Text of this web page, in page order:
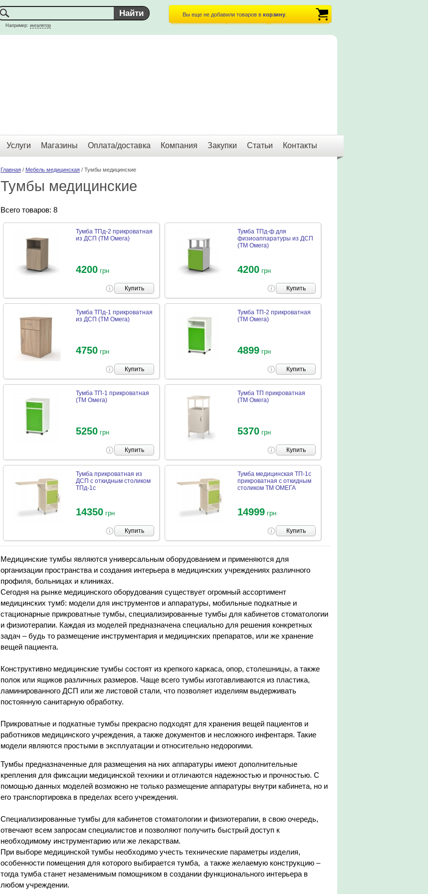
Например: ингалятор
Вы еще не добавили товаров в корзину
Услуги Магазины Оплата/доставка Компания Закупки Статьи Контакты
Главная / Мебель медицинская / Тумбы медицинские
Тумбы медицинские
Всего товаров: 8
Тумба ТПд-2 прикроватная
из ДСП (ТМ Омега)
4200 грн
Купить
Тумба ТПд-ф для
физиоаппаратуры из ДСП
(ТМ Омега)
4200 грн
Купить
Тумба ТПд-1 прикроватная
из ДСП (ТМ Омега)
4750 грн
Купить
Тумба ТП-2 прикроватная
(ТМ Омега)
4899 грн
Купить
Тумба ТП-1 прикроватная
(ТМ Омега)
5250 грн
Купить
Тумба ТП прикроватная
(ТМ Омега)
5370 грн
Купить
Тумба прикроватная из
ДСП с откидным столиком
ТПд-1с
14350 грн
Купить
Тумба медицинская ТП-1с
прикроватная с откидным
столиком ТМ ОМЕГА
14999 грн
Купить
Медицинские тумбы являются универсальным оборудованием и применяются для
организации пространства и создания интерьера в медицинских учреждениях различного
профиля, больницах и клиниках.
Сегодня на рынке медицинского оборудования существует огромный ассортимент
медицинских тумб: модели для инструментов и аппаратуры, мобильные подкатные и
стационарные прикроватные тумбы, специализированные тумбы для кабинетов стоматологии
и физиотерапии. Каждая из моделей предназначена специально для решения конкретных
задач – будь то размещение инструментария и медицинских препаратов, или же хранение
вещей пациента.
Конструктивно медицинские тумбы состоят из крепкого каркаса, опор, столешницы, а также
полок или ящиков различных размеров. Чаще всего тумбы изготавливаются из пластика,
ламинированного ДСП или же листовой стали, что позволяет изделиям выдерживать
постоянную санитарную обработку.
Прикроватные и подкатные тумбы прекрасно подходят для хранения вещей пациентов и
работников медицинского учреждения, а также документов и несложного инфентаря. Такие
модели являются простыми в эксплуатации и относительно недорогими.
Тумбы предназначенные для размещения на них аппаратуры имеют дополнительные
крепления для фиксации медицинской техники и отличаются надежностью и прочностью. С
помощью данных моделей возможно не только размещение аппаратуры внутри кабинета, но и
его транспортировка в пределах всего учреждения.
Специализированные тумбы для кабинетов стоматологии и физиотерапии, в свою очередь,
отвечают всем запросам специалистов и позволяют получить быстрый доступ к
необходимому инструментарию или же лекарствам.
При выборе медицинской тумбы необходимо учесть технические параметры изделия,
особенности помещения для которого выбирается тумба, а также желаемую конструкцию –
тогда тумба станет незаменимым помощником в создании функционального интерьера в
любом учреждении.